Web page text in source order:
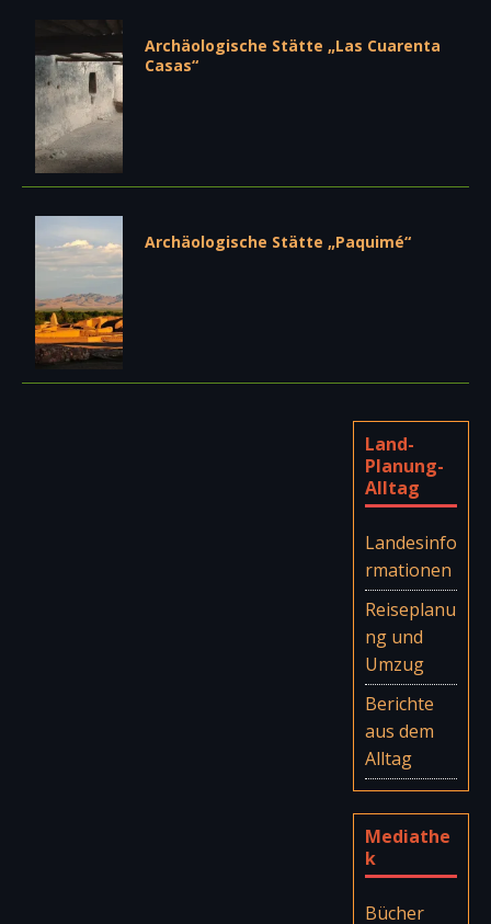
Archäologische Stätte „Las Cuarenta
Casas“
Archäologische Stätte „Paquimé“
Land-
Planung-
Alltag
Landesinfo
rmationen
Reiseplanu
ng und
Umzug
Berichte
aus dem
Alltag
Mediathe
k
Bücher